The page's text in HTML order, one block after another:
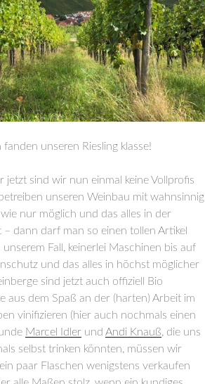
unseren Riesling klasse!
jetzt sind wir nun einmal keine Vollprofis
unseren Weinbau mit wahnsinnig
nur möglich und das alles in der
– dann darf man so einen tollen Artikel
Fall, keinerlei Maschinen bis auf
und das alles in höchst möglicher
sind jetzt auch offiziell Bio
aus dem Spaß an der (harten) Arbeit im
vinifizieren (hier auch nochmals einen
Marcel Idler und Andi Knauß , die uns
selbst trinken könnten, müssen wir
paar Flaschen wenigstens verkaufen